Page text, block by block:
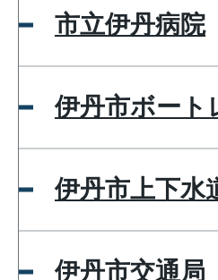
市立伊丹病院
伊丹市ボート
伊丹市上下水
伊丹市交通局